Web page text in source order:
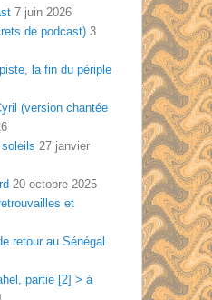
7 juin 2026
de podcast) 3
la fin du périple
(version chantée
27 janvier
20 octobre 2025
et
retour au Sénégal
partie [2] > à